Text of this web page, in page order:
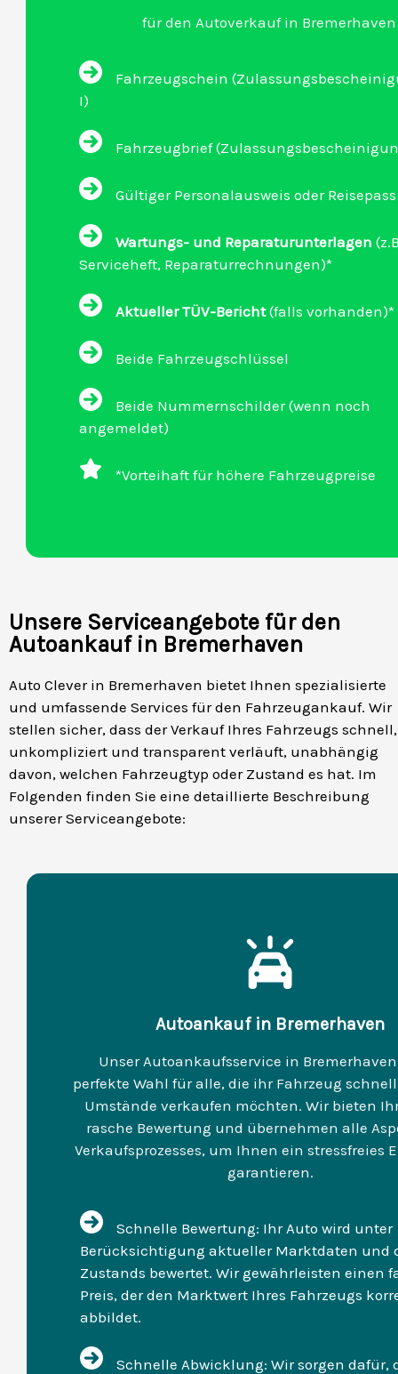
für den Autoverkauf in Bremerhaven
Fahrzeugschein
I)
Fahrzeugbrief
Gültiger Personalausweis oder Reisepass
Wartungs- und Reparaturunterlagen
Serviceheft, Reparaturrechnungen)*
Aktueller TÜV-Bericht(falls vorhanden)*
Beide Fahrzeugschlüssel
Beide Nummernschilder (wenn noch
angemeldet)
*Vorteihaft für höhere Fahrzeugpreise
Unsere Serviceangebote für den
Autoankauf in Bremerhaven
Auto Clever in Bremerhaven bietet Ihnen spezialisierte
und umfassende Services für den Fahrzeugankauf. Wir
stellen sicher, dass der Verkauf Ihres Fahrzeugs schnell,
unkompliziert und transparent verläuft, unabhängig
davon, welchen Fahrzeugtyp oder Zustand es hat. Im
Folgenden finden Sie eine detaillierte Beschreibung
unserer Serviceangebote:
Autoankauf in Bremerhaven
Unser Autoankaufsservice in
perfekte Wahl für alle, die ihr Fahrzeug
Umstände verkaufen möchten. Wir bieten
rasche Bewertung und übernehmen alle
Verkaufsprozesses, um Ihnen ein stressfreies
garantieren.
Schnelle Bewertung: Ihr Auto wird unter
Berücksichtigung aktueller Marktdaten und
Zustands bewertet. Wir gewährleisten einen
Preis, der den Marktwert Ihres Fahrzeugs
abbildet.
Schnelle Abwicklung: Wir sorgen dafür,